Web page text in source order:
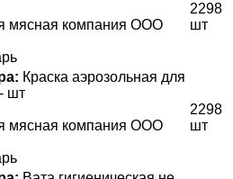
мясная компания ООО
2298
шт
Краска аэрозольная для
шт
мясная компания ООО
2298
шт